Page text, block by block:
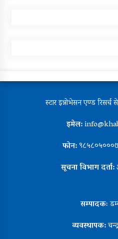
स्टार इन्नोभेसन एण्ड रिसर्च
इमेल:
फोन:
सूचना विभाग दर्ता:
सम्पादकः
व्यवस्थापक: